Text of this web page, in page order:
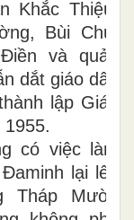
Khắc Thiệu,
Bùi Chu,
và quản
dắt giáo dân
lập Giáo
có việc làm
lại lên
Mười,